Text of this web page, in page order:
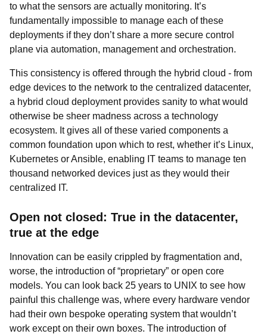
to what the sensors are actually monitoring. It’s
fundamentally impossible to manage each of these
deployments if they don’t share a more secure control
plane via automation, management and orchestration.
This consistency is offered through the hybrid cloud - from
edge devices to the network to the centralized datacenter,
a hybrid cloud deployment provides sanity to what would
otherwise be sheer madness across a technology
ecosystem. It gives all of these varied components a
common foundation upon which to rest, whether it’s Linux,
Kubernetes or Ansible, enabling IT teams to manage ten
thousand networked devices just as they would their
centralized IT.
Open not closed: True in the datacenter,
true at the edge
Innovation can be easily crippled by fragmentation and,
worse, the introduction of “proprietary” or open core
models. You can look back 25 years to UNIX to see how
painful this challenge was, where every hardware vendor
had their own bespoke operating system that wouldn’t
work except on their own boxes. The introduction of